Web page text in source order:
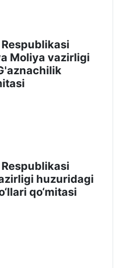
va
qo‘mitasi
Moliya vazirligi